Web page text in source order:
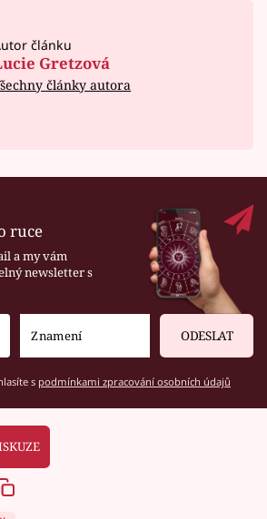
článku
Gretzová
články autora
ruce
a my vám
newsletter s
ODESLAT
s podmínkami zpracování osobních údajů